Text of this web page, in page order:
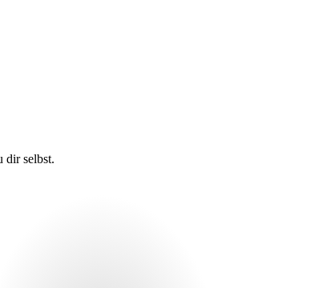
dir selbst.